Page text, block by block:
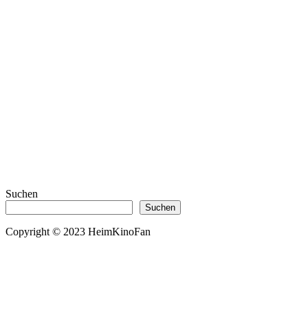
Suchen
Suchen
Copyright © 2023 HeimKinoFan